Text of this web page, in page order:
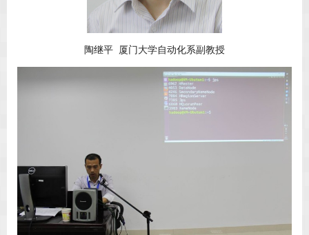
陶继平 厦门大学自动化系副教授